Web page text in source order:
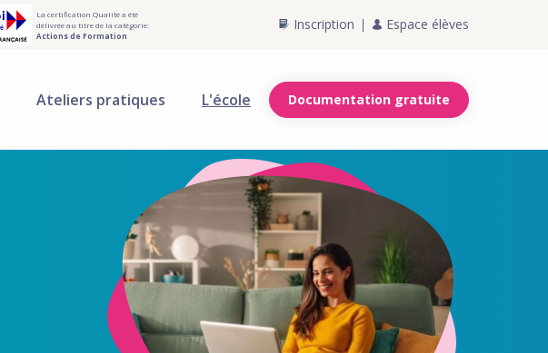
La certification Qualité a été
délivrée au titre de la catégorie:
Actions de Formation
Inscription Espace élèves
Ateliers pratiques L'école Documentation gratuite